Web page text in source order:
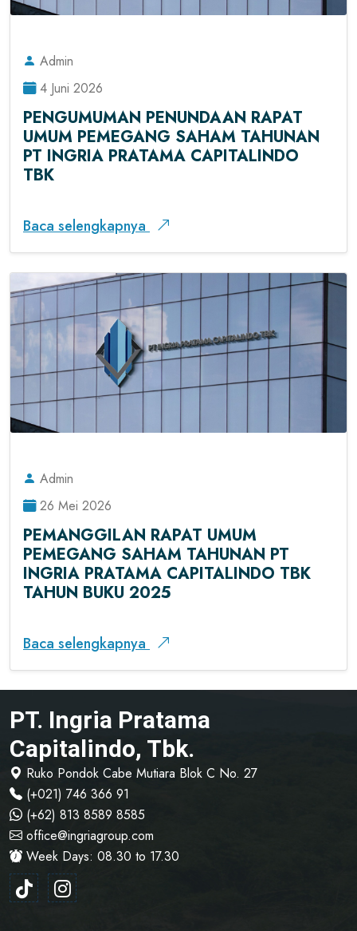
Admin
4 Juni 2026
PENGUMUMAN PENUNDAAN RAPAT
UMUM PEMEGANG SAHAM TAHUNAN
PT INGRIA PRATAMA CAPITALINDO
TBK
Baca selengkapnya
Admin
26 Mei 2026
PEMANGGILAN RAPAT UMUM
PEMEGANG SAHAM TAHUNAN PT
INGRIA PRATAMA CAPITALINDO TBK
TAHUN BUKU 2025
Baca selengkapnya
PT. Ingria Pratama
Capitalindo, Tbk.
Ruko Pondok Cabe Mutiara Blok C No. 27
(+021) 746 366 91
(+62) 813 8589 8585
office@ingriagroup.com
Week Days: 08.30 to 17.30